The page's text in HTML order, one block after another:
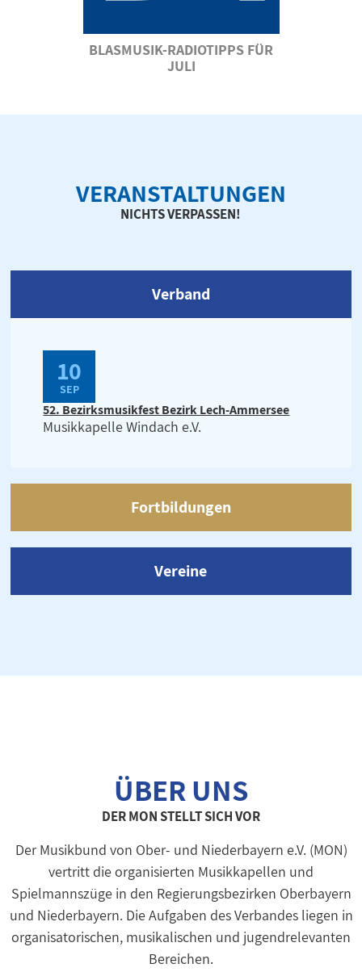
BLASMUSIK-RADIOTIPPS FÜR
JULI
VERANSTALTUNGEN
NICHTS VERPASSEN!
Verband
10
SEP
52. Bezirksmusikfest Bezirk Lech-Ammersee
Musikkapelle Windach e.V.
Fortbildungen
Vereine
ÜBER UNS
DER MON STELLT SICH VOR
Der Musikbund von Ober- und Niederbayern e.V. (MON)
vertritt die organisierten Musikkapellen und
Spielmannszüge in den Regierungsbezirken Oberbayern
und Niederbayern. Die Aufgaben des Verbandes liegen in
organisatorischen, musikalischen und jugendrelevanten
Bereichen.